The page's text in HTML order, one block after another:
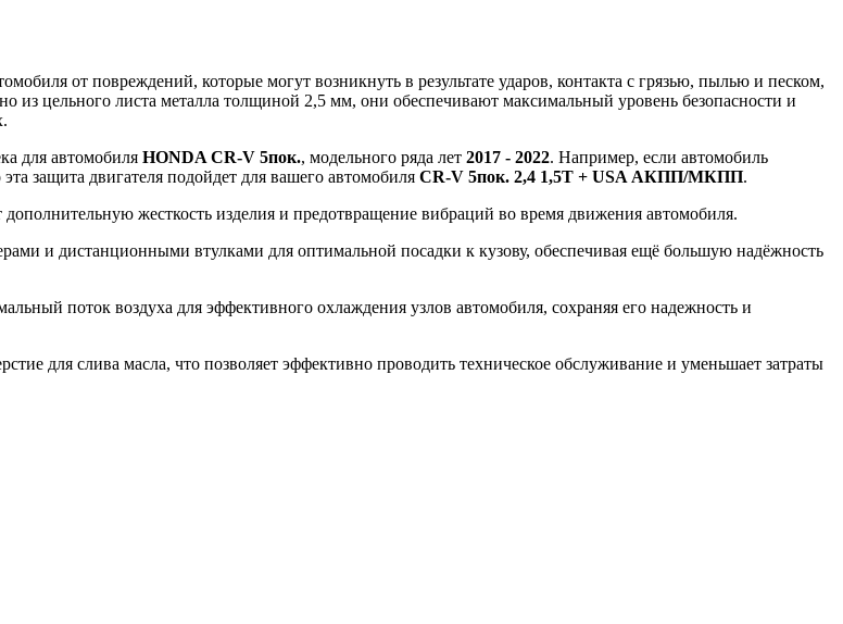
от повреждений, которые могут возникнуть в результате ударов, контакта с грязью, пылью и песком,
цельного листа металла толщиной 2,5 мм, они обеспечивают максимальный уровень безопасности и
для автомобиля HONDA CR-V 5пок., модельного ряда лет 2017 - 2022. Например, если автомобиль
защита двигателя подойдет для вашего автомобиля CR-V 5пок. 2,4 1,5T + USA АКПП/МКПП.
жесткость изделия и предотвращение вибраций во время движения автомобиля.
и дистанционными втулками для оптимальной посадки к кузову, обеспечивая ещё большую надёжность
поток воздуха для эффективного охлаждения узлов автомобиля, сохраняя его надежность и
для слива масла, что позволяет эффективно проводить техническое обслуживание и уменьшает затраты